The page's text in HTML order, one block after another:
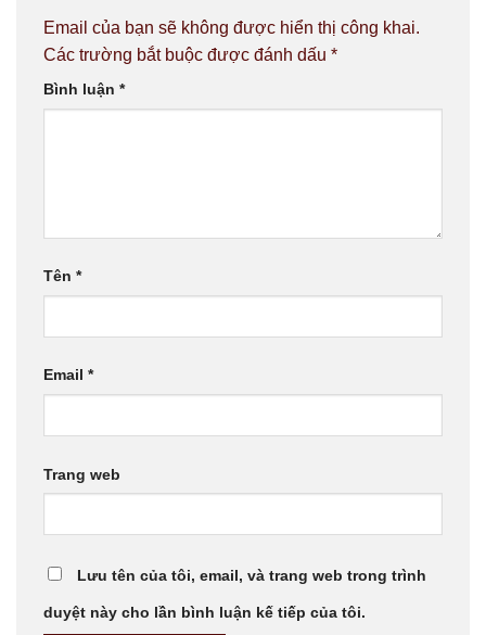
Email của bạn sẽ không được hiển thị công khai.
Các trường bắt buộc được đánh dấu *
Bình luận *
Tên *
Email *
Trang web
Lưu tên của tôi, email, và trang web trong trình
duyệt này cho lần bình luận kế tiếp của tôi.